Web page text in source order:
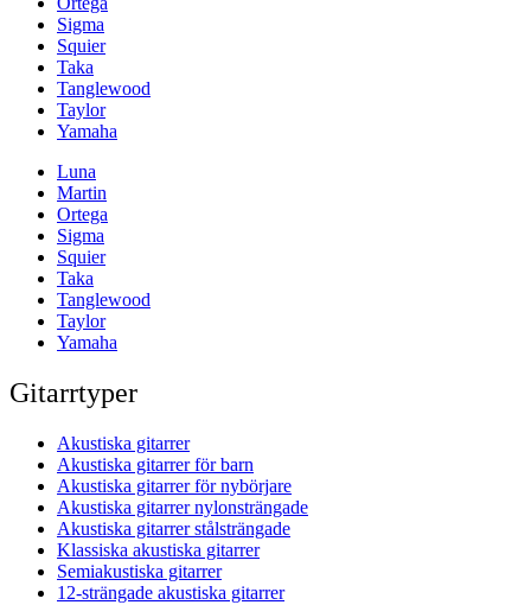
Sigma
Squier
Taka
Tanglewood
Taylor
Yamaha
Luna
Martin
Ortega
Sigma
Squier
Taka
Tanglewood
Taylor
Yamaha
Gitarrtyper
Akustiska gitarrer
Akustiska gitarrer för barn
Akustiska gitarrer för nybörjare
Akustiska gitarrer nylonsträngade
Akustiska gitarrer stålsträngade
Klassiska akustiska gitarrer
Semiakustiska gitarrer
12-strängade akustiska gitarrer